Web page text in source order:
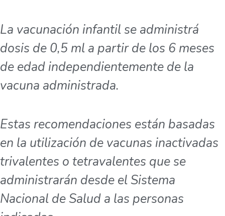
La vacunación infantil se administrá
dosis de 0,5 ml a partir de los 6 meses
de edad independientemente de la
vacuna administrada.
Estas recomendaciones están basadas
en la utilización de vacunas inactivadas
trivalentes o tetravalentes que se
administrarán desde el Sistema
Nacional de Salud a las personas